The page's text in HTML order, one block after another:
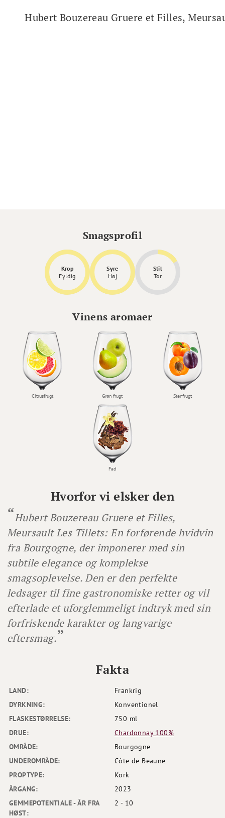
Hubert Bouzereau Gruere et Filles,
Hvorfor vi elsker den
Hubert Bouzereau Gruere et Filles,
Meursault Les Tillets: En forførende hvidvin
fra Bourgogne, der imponerer med sin
subtile elegance og komplekse
smagsoplevelse. Den er den perfekte
ledsager til fine gastronomiske retter og vil
efterlade et uforglemmeligt indtryk med sin
forfriskende karakter og langvarige
eftersmag.
LAND:
Frankrig
DYRKNING:
Konventionel
FLASKESTØRRELSE:
750 ml
DRUE:
Chardonnay 100%
OMRÅDE:
Bourgogne
UNDEROMRÅDE:
Côte de Beaune
PROPTYPE:
Kork
ÅRGANG:
2023
GEMMEPOTENTIALE - ÅR FRA
HØST:
2 - 10
Fakta
Smagsprofil
Krop
Fyldig
Syre
Høj
Stil
Tør
Vinens aromaer
Citrusfrugt Grøn frugt Stenfrugt
Fad